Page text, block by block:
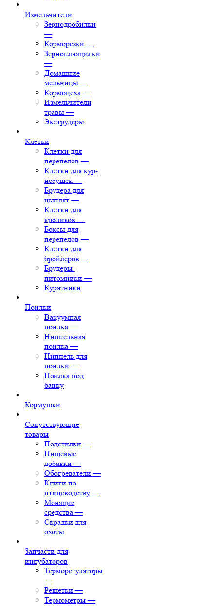
Измельчители
Зернодробилки
—
Корморезки —
Зерноплющилки
—
Домашние
мельницы —
Кормоцеха —
Измельчители
травы —
Экструдеры
Клетки
Клетки для
перепелов —
Клетки для кур-
несушек —
Брудера для
цыплят —
Клетки для
кроликов —
Боксы для
перепелов —
Клетки для
бройлеров —
Брудеры-
питомники —
Курятники
Поилки
Вакуумная
поилка —
Ниппельная
поилка —
Ниппель для
поилки —
Поилка под
банку
Кормушки
Сопутствующие
товары
Подстилки —
Пищевые
добавки —
Обогреватели —
Книги по
птицеводству —
Моющие
средства —
Скрадки для
охоты
Запчасти для
инкубаторов
Терморегуляторы
—
Решетки —
Термометры —